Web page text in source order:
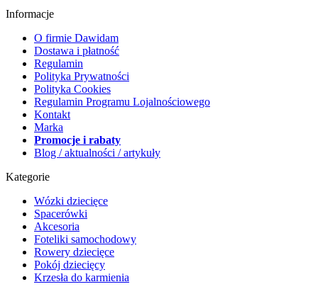
Informacje
O firmie Dawidam
Dostawa i płatność
Regulamin
Polityka Prywatności
Polityka Cookies
Regulamin Programu Lojalnościowego
Kontakt
Marka
Promocje i rabaty
Blog / aktualności / artykuły
Kategorie
Wózki dziecięce
Spacerówki
Akcesoria
Foteliki samochodowy
Rowery dziecięce
Pokój dziecięcy
Krzesła do karmienia